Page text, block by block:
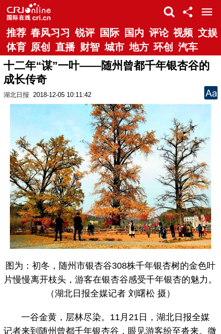
推荐 春风习习 锐评 国际 国内 评论 视频 文娱
体育 原创 直播 财智 城市 地方 环创 汽车
十二年“谋”一叶——随州曾都千年银杏谷的
成长传奇
湖北日报 2018-12-05 10:11:42
图为：初冬，随州市银杏谷308株千年银杏树的金色叶
片慢慢离开枝头，游客在银杏谷感受千年银杏的魅力。
（湖北日报全媒记者 刘曙松 摄）
一谷金黄，层林尽染。11月21日，湖北日报全媒
记者来到随州曾都千年银杏谷，眼见游客纷至沓来。微